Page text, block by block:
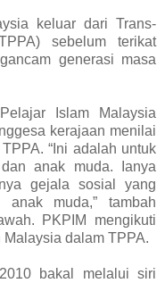
keluar dari Trans-
sebelum terikat
generasi masa
Islam Malaysia
kerajaan menilai
“Ini adalah untuk
anak muda. Ianya
gejala sosial yang
anak muda,” tambah
PKPIM mengikuti
dalam TPPA.
bakal melalui siri